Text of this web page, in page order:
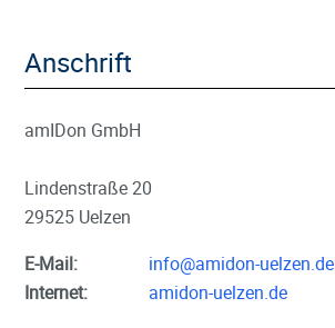
Anschrift
amIDon GmbH
Lindenstraße 20
29525 Uelzen
E-Mail:
info@amidon-uelzen.de
Internet:
amidon-uelzen.de